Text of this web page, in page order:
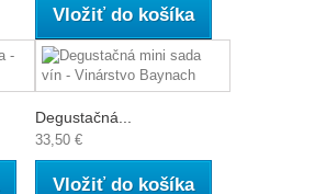
Vložiť do košíka
Degustačná...
33,50 €
Vložiť do košíka